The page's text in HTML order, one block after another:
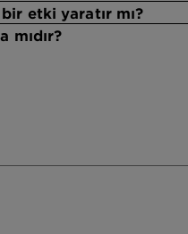
etki yaratır mı?
mıdır?